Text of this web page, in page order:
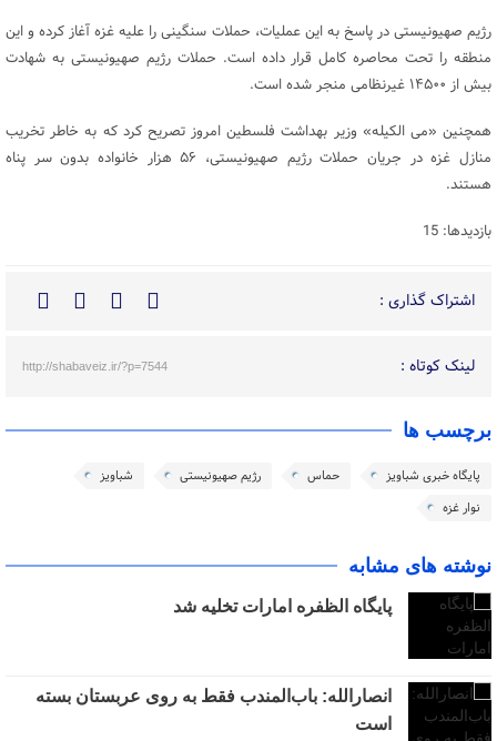
رژیم صهیونیستی در پاسخ به این عملیات، حملات سنگینی را علیه غزه آغاز کرده و این
منطقه را تحت محاصره کامل قرار داده است. حملات رژیم صهیونیستی به شهادت
بیش از ۱۴۵۰۰ غیرنظامی منجر شده است.
همچنین «می الکیله» وزیر بهداشت فلسطین امروز تصریح کرد که به خاطر تخریب
منازل غزه در جریان حملات رژیم صهیونیستی، ۵۶ هزار خانواده بدون سر پناه
هستند.
بازدیدها: 15
اشتراک گذاری :
لینک کوتاه : http://shabaveiz.ir/?p=7544
برچسب ها
پایگاه خبری شباویز حماس رژیم صهیونیستی
شباویز
نوار غزه
نوشته های مشابه
پایگاه الظفره امارات تخلیه شد
انصارالله: باب‌المندب فقط به روی عربستان بسته
است